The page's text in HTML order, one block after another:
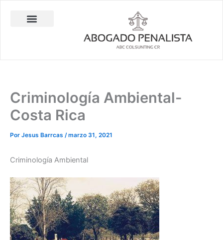
Criminología Ambiental-
Costa Rica
Por Jesus Barrcas /marzo 31, 2021
Criminología Ambiental